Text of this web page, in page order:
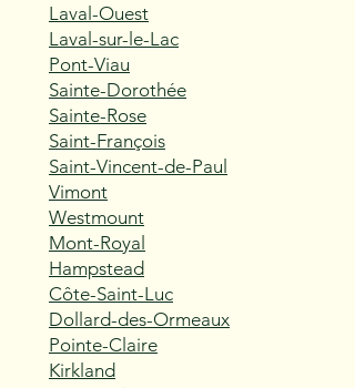
Laval-Ouest
Laval-sur-le-Lac
Pont-Viau
Sainte-Dorothée
Sainte-Rose
Saint-François
Saint-Vincent-de-Paul
Vimont
Westmount
Mont-Royal
Hampstead
Côte-Saint-Luc
Dollard-des-Ormeaux
Pointe-Claire
Kirkland